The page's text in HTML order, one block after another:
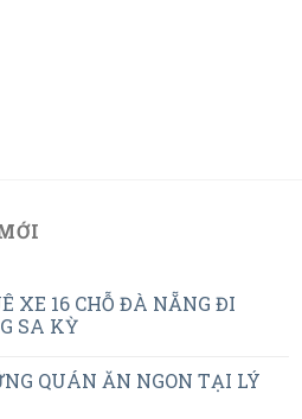
XE 16 CHỖ ĐÀ NẴNG ĐI
SA KỲ
QUÁN ĂN NGON TẠI LÝ